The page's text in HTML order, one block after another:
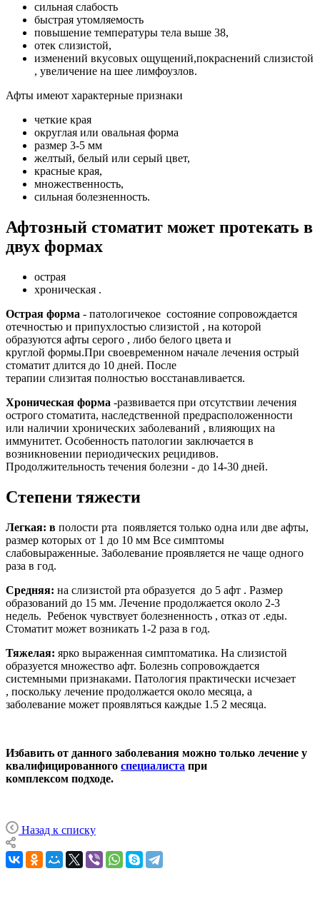
сильная слабость
быстрая утомляемость
повышение температуры тела выше 38,
отек слизистой,
изменений вкусовых ощущений,покраснений слизистой
, увеличение на шее лимфоузлов.
Афты имеют характерные признаки
четкие края
округлая или овальная форма
размер 3-5 мм
желтый, белый или серый цвет,
красные края,
множественность,
сильная болезненность.
Афтозный стоматит может протекать в
двух формах
острая
хроническая .
Острая форма - патологичекое состояние сопровождается
отечностью и припухлостью слизистой , на которой
образуются афты серого , либо белого цвета и
круглой формы.При своевременном начале лечения острый
стоматит длится до 10 дней. После
терапии слизитая полностью восстанавливается.
Хроническая форма -развивается при отсутствии лечения
острого стоматита, наследственной предрасположенности
или наличии хронических заболеваний , влияющих на
иммунитет. Особенность патологии заключается в
возникновении периодических рецидивов.
Продолжительность течения болезни - до 14-30 дней.
Степени тяжести
Легкая: в полости рта появляется только одна или две афты,
размер которых от 1 до 10 мм Все симптомы
слабовыраженные. Заболевание проявляется не чаще одного
раза в год.
Средняя: на слизистой рта образуется до 5 афт . Размер
образований до 15 мм. Лечение продолжается около 2-3
недель. Ребенок чувствует болезненность , отказ от .еды.
Стоматит может возникать 1-2 раза в год.
Тяжелая: ярко выраженная симптоматика. На слизистой
образуется множество афт. Болезнь сопровождается
системными признаками. Патология практически исчезает
, поскольку лечение продолжается около месяца, а
заболевание может проявляться каждые 1.5 2 месяца.
Избавить от данного заболевания можно только лечение у
квалифицированного специалиста при
комплексом подходе.
Назад к списку